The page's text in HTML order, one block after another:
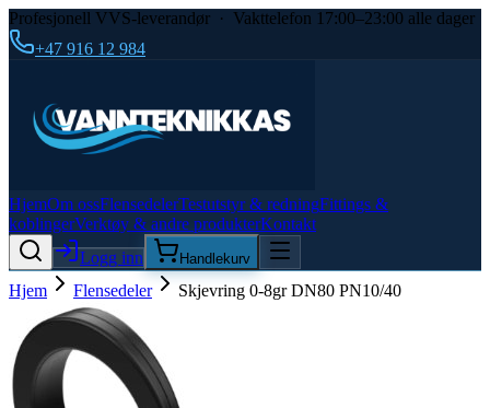
Profesjonell VVS-leverandør · Vakttelefon 17:00–23:00 alle dager
+47 916 12 984
HjemOm ossFlensedelerTestutstyr & redningFittings &
koblingerVerktøy & andre produkterKontakt
Logg inn
Handlekurv
Hjem Flensedeler Skjevring 0-8gr DN80 PN10/40